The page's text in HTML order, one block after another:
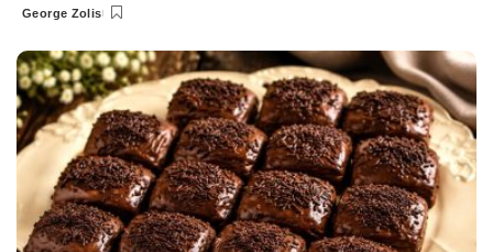
Posted
George Zolis